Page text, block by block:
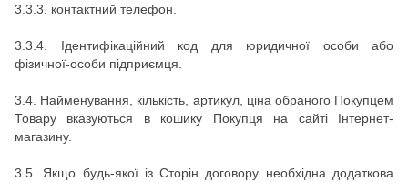
3.3.3. контактний телефон.
3.3.4. Ідентифікаційний код для юридичної особи або
фізичної-особи підприємця.
3.4. Найменування, кількість, артикул, ціна обраного Покупцем
Товару вказуються в кошику Покупця на сайті
Інтернет-
магазину.
3.5.
Якщо будь-якої із Сторін договору необхідна додаткова